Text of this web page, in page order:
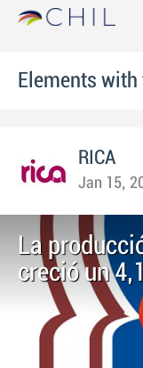
Elements with
RICA
Jan 15,
La
creció un